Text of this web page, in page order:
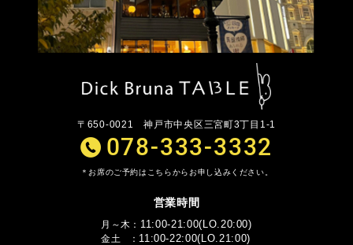
〒650-0021神戸市中央区三宮町3丁目1-1
078-333-3332
お席のご予約はこちらからお申し込みください。
営業時間
月～木 11:00-21:00(LO.20:00)
金土 11:00-22:00(LO.21:00)